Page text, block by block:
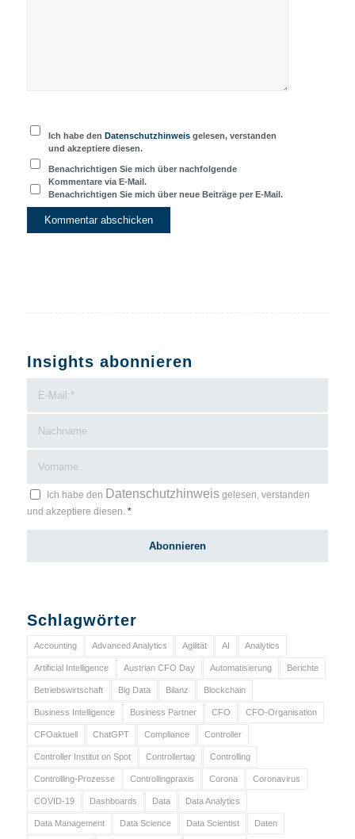
Ich habe den Datenschutzhinweis gelesen, verstanden
und akzeptiere diesen.
Benachrichtigen Sie mich über nachfolgende
Kommentare via E-Mail.
Benachrichtigen Sie mich über neue Beiträge per E-Mail.
Insights abonnieren
Ich habe den Datenschutzhinweisgelesen, verstanden
und akzeptiere diesen. *
Schlagwörter
Accounting Advanced Analytics Agilität AI Analytics
Artificial Intelligence Austrian CFO Day Automatisierung Berichte
Betriebswirtschaft Big Data Bilanz Blockchain
Business Intelligence Business Partner CFO CFO-Organisation
CFOaktuell ChatGPT Compliance Controller
Controller Institut on Spot Controllertag Controlling
Controlling-Prozesse Controllingpraxis Corona Coronavirus
COVID-19 Dashboards Data Data Analytics
Data Management Data Science Data Scientist Daten